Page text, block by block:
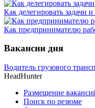
Как делегировать задачи
Как предпринимателю
Вакансии дня
Водитель грузового
HeadHunter
Размещение
Поиск по резюме